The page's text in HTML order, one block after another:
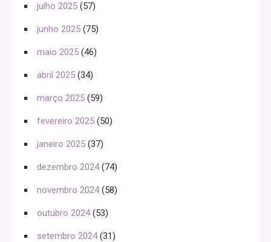
julho 2025 (57)
junho 2025 (75)
maio 2025 (46)
abril 2025 (34)
março 2025 (59)
fevereiro 2025 (50)
janeiro 2025 (37)
dezembro 2024(74)
novembro 2024(58)
outubro 2024(53)
setembro 2024(31)